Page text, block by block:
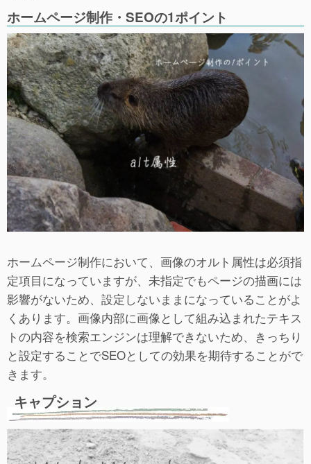
ホームページ制作・SEOの1ポイント
ホームページ制作において、画像のオルト属性は必須指
定項目になっていますが、未指定でもページの描画には
影響がないため、設定しないままになっていることがよ
くあります。画像内部に画像として組み込まれたテキス
トの内容を検索エンジンは理解できないため、きっちり
と設定することでSEOとしての効果を期待することがで
きます。
キャプション